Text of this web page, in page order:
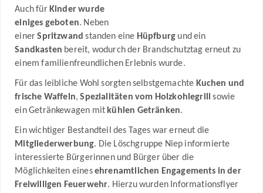
Auch für Kinder wurde
einiges geboten. Neben
einerSpritzwand standen eine Hüpfburg und ein
Sandkasten bereit, wodurch der Brandschutztag erneut zu
einem familienfreundlichen Erlebnis wurde.
Für das leibliche Wohl sorgten selbstgemachte Kuchen und
frische Waffeln,Spezialitäten vom Holzkohlegrill
sowie
ein Getränkewagen mit kühlen Getränken.
Ein wichtiger Bestandteil des Tages war erneut die
Mitgliederwerbung. Die Löschgruppe Niep informierte
interessierte Bürgerinnen und Bürger über die
Möglichkeiten einesehrenamtlichen Engagements in der
Freiwilligen Feuerwehr. Hierzu wurden Informationsflyer